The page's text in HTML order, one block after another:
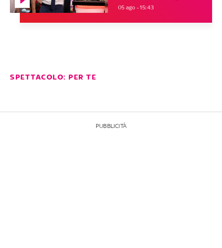
05 ago - 15:43
SPETTACOLO: PER TE
PUBBLICITÀ